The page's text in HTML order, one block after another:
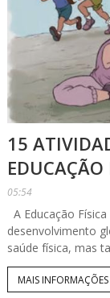
15
05:54
A Educação
desenvolvimento
saúde física, mas
MAIS